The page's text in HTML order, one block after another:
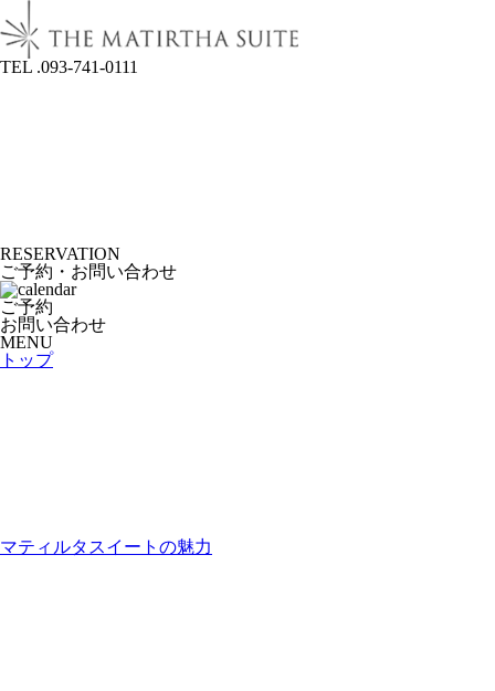
TEL .093-741-0111
RESERVATION
ご予約・お問い合わせ
ご予約
お問い合わせ
MENU
トップ
マティルタスイートの魅力